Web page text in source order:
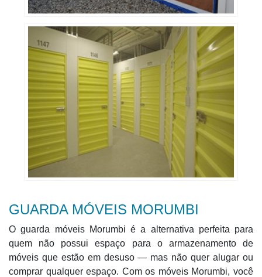
GUARDA MÓVEIS MORUMBI
O guarda móveis Morumbi é a alternativa perfeita para
quem não possui espaço para o armazenamento de
móveis que estão em desuso — mas não quer alugar ou
comprar qualquer espaço. Com os móveis Morumbi, você